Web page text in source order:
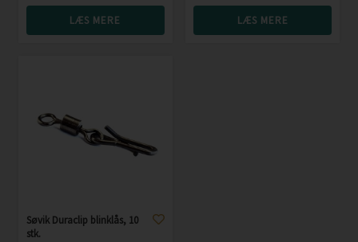
LÆS MERE LÆS MERE
Søvik Duraclip blinklås, 10
stk.